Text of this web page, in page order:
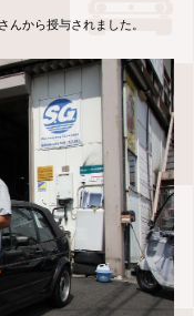
んから授与されました。